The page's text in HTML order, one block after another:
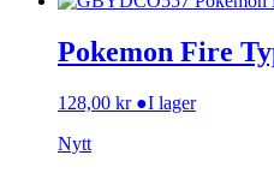
Pokemon Fire
128,00 kr ●I lager
Nytt